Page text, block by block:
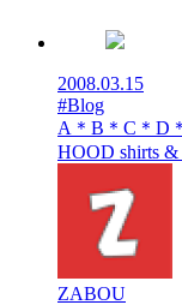
2008.03.15
#Blog
A＊B＊C＊D
HOOD shirts &
ZABOU